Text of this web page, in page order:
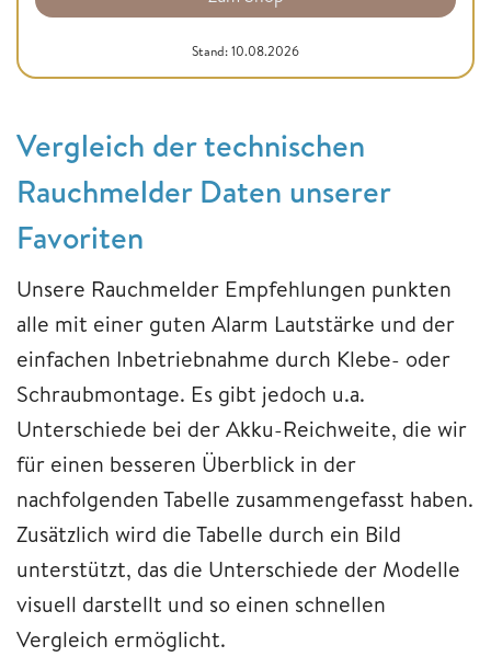
Stand: 10.08.2026
Vergleich der technischen
Rauchmelder Daten unserer
Favoriten
Unsere Rauchmelder Empfehlungen punkten
alle mit einer guten Alarm Lautstärke und der
einfachen Inbetriebnahme durch Klebe- oder
Schraubmontage. Es gibt jedoch u.a.
Unterschiede bei der Akku-Reichweite, die wir
für einen besseren Überblick in der
nachfolgenden Tabelle zusammengefasst haben.
Zusätzlich wird die Tabelle durch ein Bild
unterstützt, das die Unterschiede der Modelle
visuell darstellt und so einen schnellen
Vergleich ermöglicht.